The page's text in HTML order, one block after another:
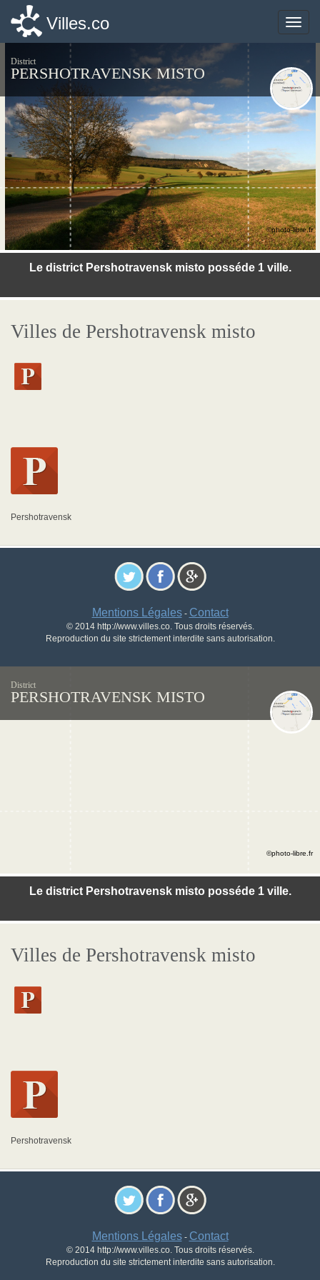
Toggle
Villes.co
District
PERSHOTRAVENSK MISTO
Le district Pershotravensk misto posséde 1 ville.
©photo-libre.fr
Villes de Pershotravensk misto
Pershotravensk
Mentions Légales- Contact
© 2014 http://www.villes.co. Tous droits réservés.
Reproduction du site strictement interdite sans autorisation.
Toggle
Villes.co
District
PERSHOTRAVENSK MISTO
Le district Pershotravensk misto posséde 1 ville.
©photo-libre.fr
Villes de Pershotravensk misto
Pershotravensk
Mentions Légales- Contact
© 2014 http://www.villes.co. Tous droits réservés.
Reproduction du site strictement interdite sans autorisation.